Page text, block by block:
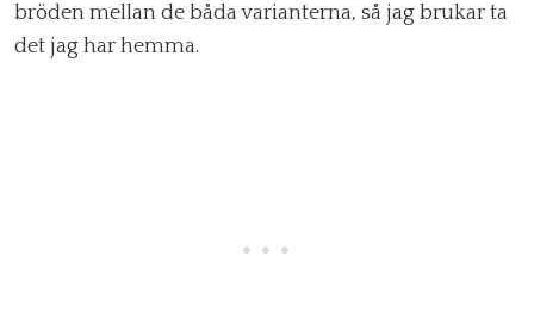
bröden mellan de båda varianterna, så jag brukar ta
det jag har hemma.